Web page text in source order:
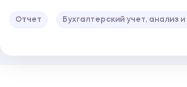
Отчет Бухгалтерский учет, анализ